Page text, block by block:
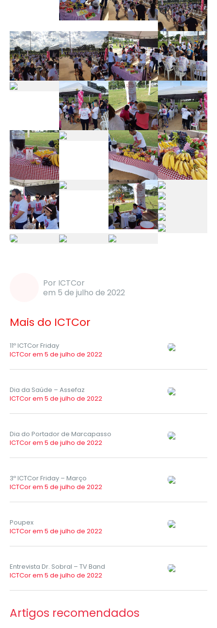
Por ICTCor
em 5 de julho de 2022
Mais do ICTCor
11º ICTCor Friday
ICTCor em 5 de julho de 2022
Dia da Saúde – Assefaz
ICTCor em 5 de julho de 2022
Dia do Portador de Marcapasso
ICTCor em 5 de julho de 2022
3º ICTCor Friday – Março
ICTCor em 5 de julho de 2022
Poupex
ICTCor em 5 de julho de 2022
Entrevista Dr. Sobral – TV Band
ICTCor em 5 de julho de 2022
Artigos recomendados